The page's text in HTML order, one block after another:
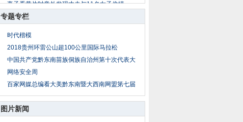
妻子看黄片时意外发现丈夫与11名女子偷情
8岁女童放暑假到外地找父母 被爷爷两次
专题专栏
时代楷模
2018贵州环雷公山超100公里国际马拉松
中国共产党黔东南苗族侗族自治州第十次代表大
网络安全周
百家网媒总编看大美黔东南暨大西南网盟第七届
图片新闻